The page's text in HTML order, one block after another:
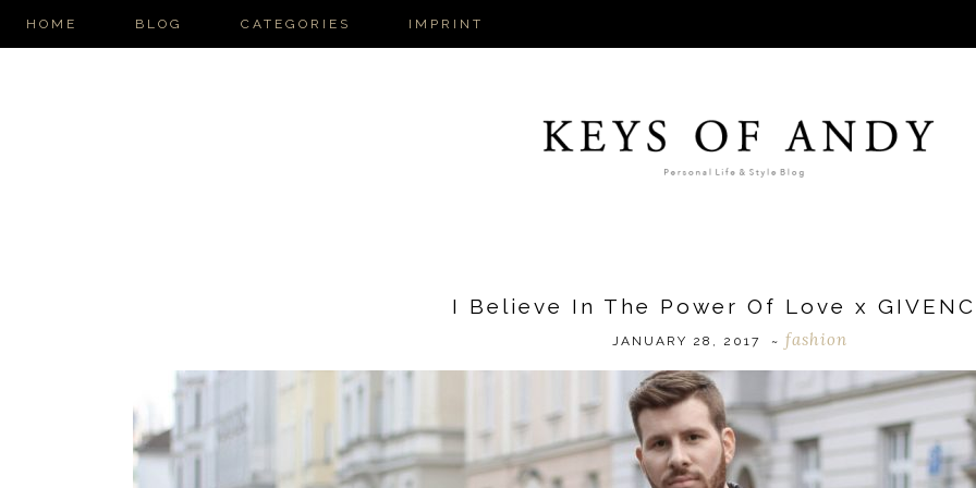
HOME BLOG CATEGORIES IMPRINT
I Believe In The Power Of Love x
JANUARY 28, 2017 ~ fashion